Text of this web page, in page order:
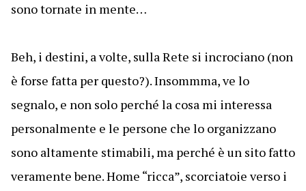
sono tornate in mente…
Beh, i destini, a volte, sulla Rete si incrociano (non
è forse fatta per questo?). Insommma, ve lo
segnalo, e non solo perché la cosa mi interessa
personalmente e le persone che lo organizzano
sono altamente stimabili, ma perché è un sito fatto
veramente bene. Home “ricca”, scorciatoie verso i